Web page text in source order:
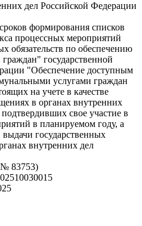
дел Российской Федерации
формирования списков
процессных мероприятий
обязательств по обеспечению
государственной
"Обеспечение доступным
услугами граждан
на учете в качестве
в органах внутренних
свое участие в
в планируемом году, а
государственных
внутренних дел
№ 83753)